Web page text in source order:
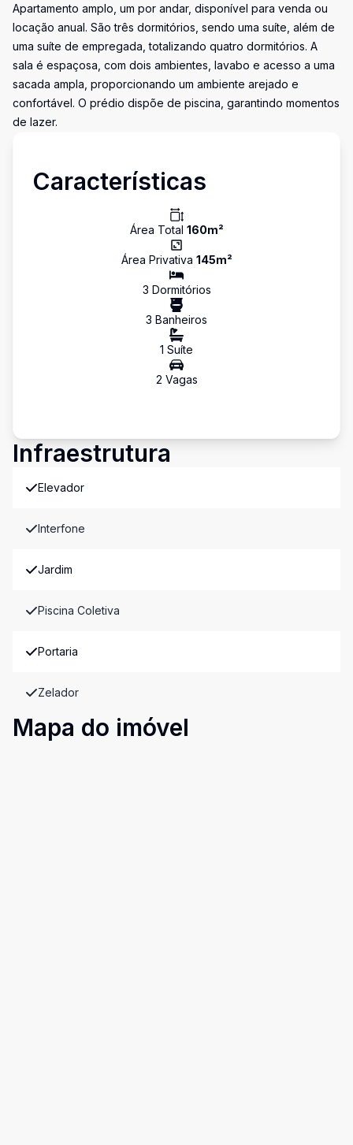
Apartamento amplo, um por andar, disponível para venda ou
locação anual. São três dormitórios, sendo uma suíte, além de
uma suíte de empregada, totalizando quatro dormitórios. A
sala é espaçosa, com dois ambientes, lavabo e acesso a uma
sacada ampla, proporcionando um ambiente arejado e
confortável. O prédio dispõe de piscina, garantindo momentos
de lazer.
Características
Área Total 160m²
Área Privativa 145m²
3 Dormitórios
3 Banheiros
1 Suíte
2 Vagas
Infraestrutura
Elevador
Interfone
Jardim
Piscina Coletiva
Portaria
Zelador
Mapa do imóvel